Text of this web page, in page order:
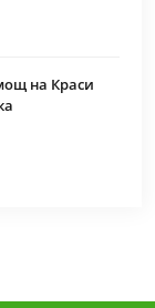
на Краси